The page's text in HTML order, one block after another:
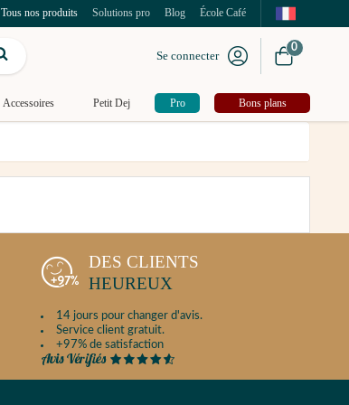
Tous nos produits Solutions pro Blog École Café
Se connecter
0
Accessoires Petit Dej Pro Bons plans
DES CLIENTS
HEUREUX
14 jours pour changer d'avis.
Service client gratuit.
+97% de satisfaction